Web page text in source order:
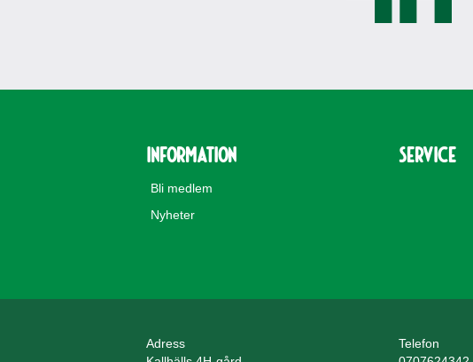
Information
Bli medlem
Nyheter
Service
Adress
Telefon